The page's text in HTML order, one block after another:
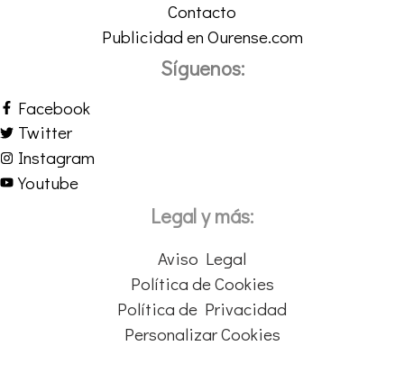
Contacto
Publicidad en Ourense.com
Síguenos:
Facebook
Twitter
Instagram
Youtube
Legal y más:
Aviso Legal
Política de Cookies
Política de Privacidad
Personalizar Cookies